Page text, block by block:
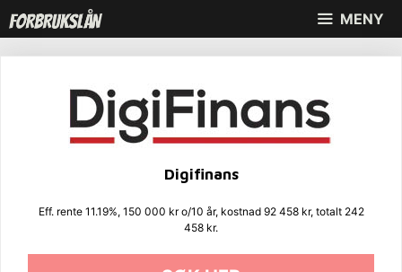
Hopp
til
innhold
MENY
Digifinans
Eff. rente 11.19%, 150 000 kr o/10 år, kostnad 92 458 kr, totalt 242
458 kr.